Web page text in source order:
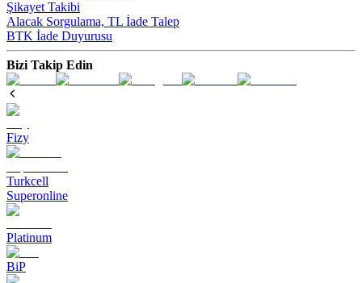
Şikayet Takibi
Alacak Sorgulama, TL İade Talep​
BTK İade Duyurusu
Bizi Takip Edin
Fizy
Turkcell
Superonline
Platinum
BiP